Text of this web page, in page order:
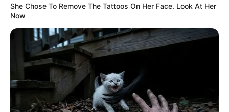
She Chose To Remove The Tattoos On Her Face. Look At Her
Now